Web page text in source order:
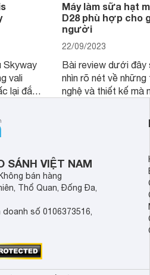
Skyway
vali
lại đắt
Máy làm sữa hạt
D28 phù hợp cho
người
22/09/2023
Bài review dưới đây
nhìn rõ nét về những
nghệ và thiết kế mà
thể đưa ra quyết
SÁNH VIỆT NAM
bán hàng
Thổ Quan, Đống Đa,
số 0106373516,